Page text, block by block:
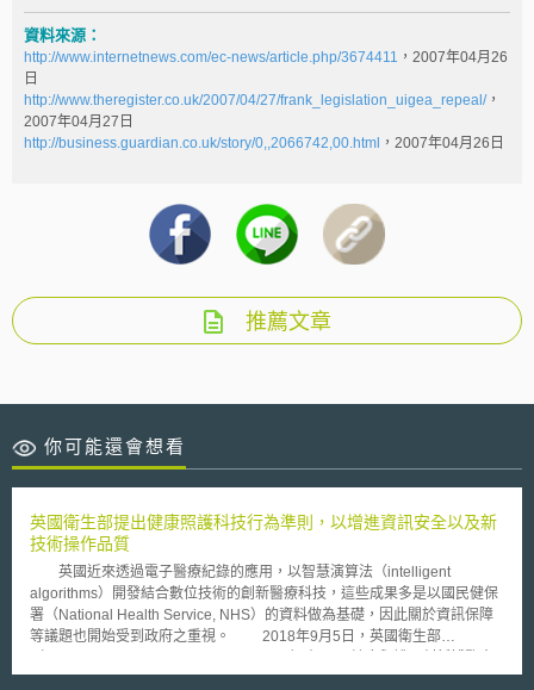
資料來源：
http://www.internetnews.com/ec-news/article.php/3674411 ，2007年04月26
日
http://www.theregister.co.uk/2007/04/27/frank_legislation_uigea_repeal/，
2007年04月27日
http://business.guardian.co.uk/story/0,,2066742,00.html ，2007年04月26日
推薦文章
你可能還會想看
英國衛生部提出健康照護科技行為準則，以增進資訊安全以及新
技術操作品質
英國近來透過電子醫療紀錄的應用，以智慧演算法（intelligent
algorithms）開發結合數位技術的創新醫療科技，這些成果多是以國民健保
署（National Health Service, NHS）的資料做為基礎，因此關於資訊保障
等議題也開始受到政府之重視。 2018年9月5日，英國衛生部
（NHS Health and Care Innovation Expo Conference 2018）中公布「以